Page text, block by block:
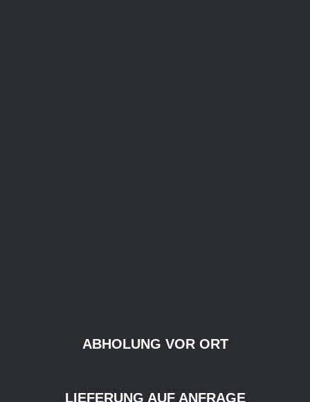
ABHOLUNG VOR ORT
LIEFERUNG AUF ANFRAGE